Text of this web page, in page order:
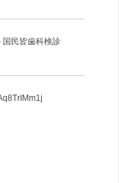
民皆歯科検診